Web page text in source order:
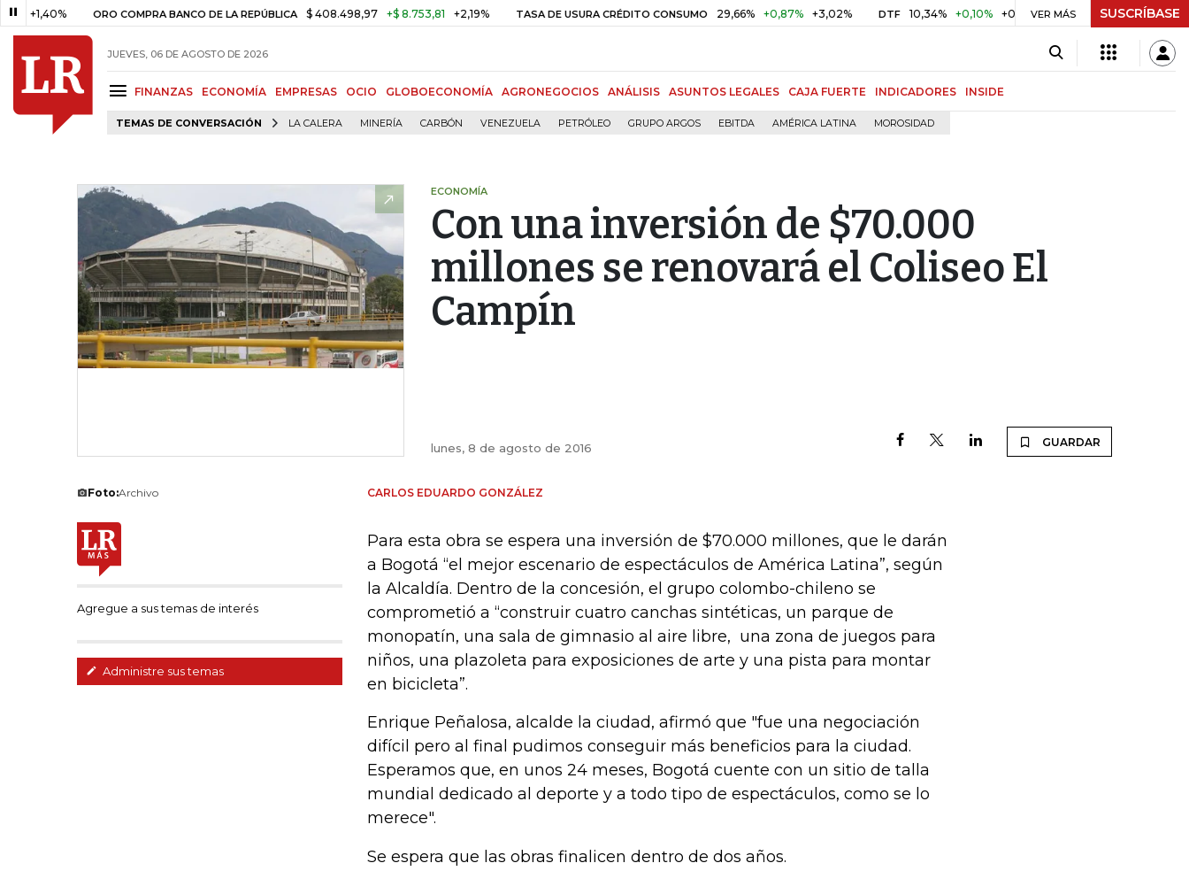
ORO COMPRA BANCO DE LA REPÚBLICA $ 408.498,97 +$ 8.753,81 +2,19% TASA DE USURA CRÉDITO CONSUMO 29,66% +0,87% +3,02% DTF 10,34% +0,10% +0,98% UVR $ 416,86 +$ 0,05
VER MÁS SUSCRÍBASE
JUEVES, 06 DE AGOSTO DE 2026
FINANZAS ECONOMÍA EMPRESAS OCIO GLOBOECONOMÍA AGRONEGOCIOS ANÁLISIS ASUNTOS LEGALES CAJA FUERTE INDICADORES INSIDE
TEMAS DE CONVERSACIÓN LA CALERA MINERÍA CARBÓN VENEZUELA PETRÓLEO GRUPO ARGOS EBITDA AMÉRICA LATINA MOROSIDAD
ECONOMÍA
Con una inversión de $70.000
millones se renovará el Coliseo El
Campín
lunes, 8 de agosto de 2016 GUARDAR
Foto:Archivo
Agregue a sus temas de interés
Administre sus temas
CARLOS EDUARDO GONZÁLEZ
Para esta obra se espera una inversión de $70.000 millones, que le darán
a Bogotá “el mejor escenario de espectáculos de América Latina”, según
la Alcaldía. Dentro de la concesión, el grupo colombo-chileno se
comprometió a “construir cuatro canchas sintéticas, un parque de
monopatín, una sala de gimnasio al aire libre, una zona de juegos para
niños, una plazoleta para exposiciones de arte y una pista para montar
en bicicleta”.
Enrique Peñalosa, alcalde la ciudad, afirmó que "fue una negociación
difícil pero al final pudimos conseguir más beneficios para la ciudad.
Esperamos que, en unos 24 meses, Bogotá cuente con un sitio de talla
mundial dedicado al deporte y a todo tipo de espectáculos, como se lo
merece".
Se espera que las obras finalicen dentro de dos años.